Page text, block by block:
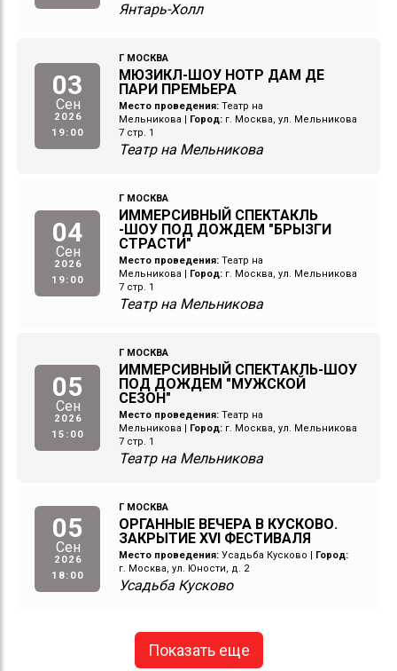
Янтарь-Холл
03
Сен
2026
19:00
Г МОСКВА
МЮЗИКЛ-ШОУ НОТР ДАМ ДЕ
ПАРИ ПРЕМЬЕРА
Место проведения: Театр на
Мельникова
Город: г. Москва, ул. Мельникова
7 стр. 1
Театр на Мельникова
04
Сен
2026
19:00
Г МОСКВА
ИММЕРСИВНЫЙ СПЕКТАКЛЬ
-ШОУ ПОД ДОЖДЕМ "БРЫЗГИ
СТРАСТИ"
Место проведения: Театр на
Мельникова
Город: г. Москва, ул. Мельникова
7 стр. 1
Театр на Мельникова
05
Сен
2026
15:00
Г МОСКВА
ИММЕРСИВНЫЙ СПЕКТАКЛЬ-ШОУ
ПОД ДОЖДЕМ "МУЖСКОЙ
СЕЗОН"
Место проведения: Театр на
Мельникова
Город: г. Москва, ул. Мельникова
7 стр. 1
Театр на Мельникова
05
Сен
2026
18:00
Г МОСКВА
ОРГАННЫЕ ВЕЧЕРА В КУСКОВО.
ЗАКРЫТИЕ XVI ФЕСТИВАЛЯ
Место проведения: Усадьба Кусково
Город:
г. Москва, ул. Юности, д. 2
Усадьба Кусково
Показать еще